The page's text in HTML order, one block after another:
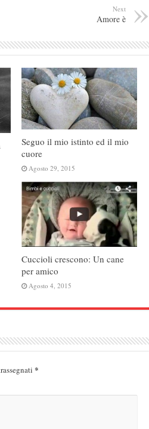
Next
Amore è
Seguo il mio istinto ed il mio
cuore
Agosto 29, 2015
Cuccioli crescono: Un cane
per amico
Agosto 4, 2015
*